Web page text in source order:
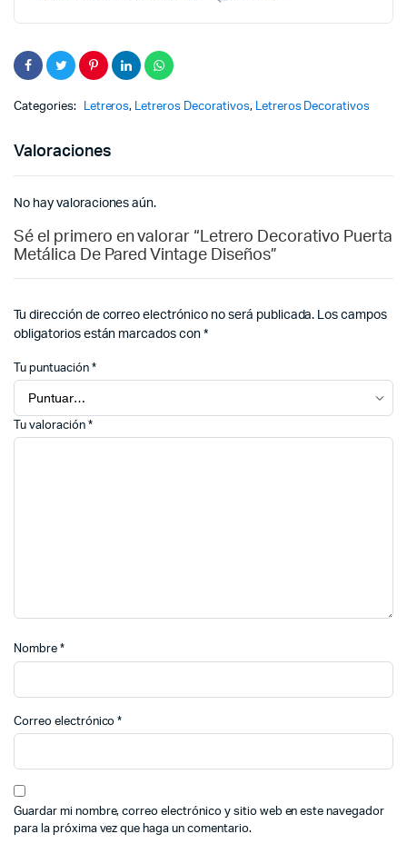
Categories: Letreros, Letreros Decorativos, Letreros Decorativos
Valoraciones
No hay valoraciones aún.
Sé el primero en valorar “Letrero Decorativo Puerta
Metálica De Pared Vintage Diseños”
Tu dirección de correo electrónico no será publicada. Los campos
obligatorios están marcados con*
Tu puntuación *
Tu valoración *
Nombre *
Correo electrónico*
Guardar mi nombre, correo electrónico y sitio web en este navegador
para la próxima vez que haga un comentario.